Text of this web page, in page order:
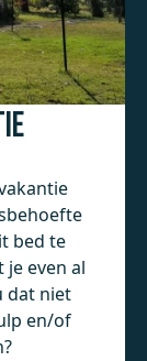
bed te
even al
dat niet
en/of